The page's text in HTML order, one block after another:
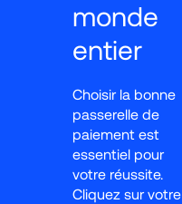
monde
entier
Choisir la bonne
passerelle de
paiement est
essentiel pour
votre réussite.
Cliquez sur votre